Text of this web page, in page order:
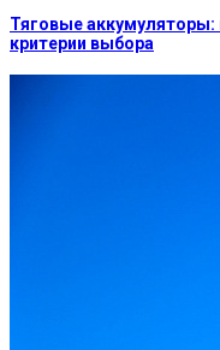
Тяговые аккумуляторы:
критерии выбора